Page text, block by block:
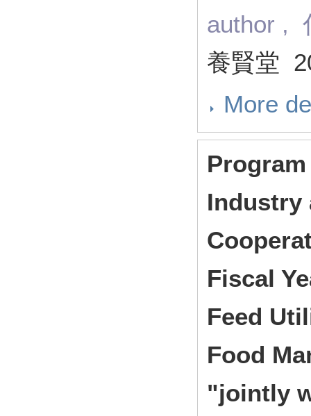
author ,
養賢堂
More
Industry
Fiscal
Feed
Food
"jointly